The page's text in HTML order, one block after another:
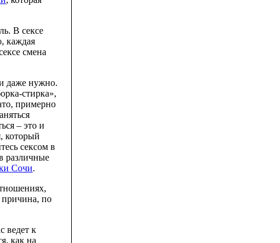
В сексе
каждая
смена
даже нужно.
стирка»,
примерно
– это и
который
сексом в
различные
Сочи.
причина, по
ведет к
как на